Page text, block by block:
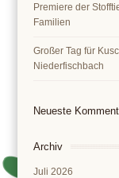
Premiere der
Familien
Großer Tag für
Niederfischbach
Neueste
Archiv
Juli 2026